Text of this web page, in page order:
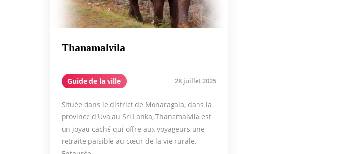
Thanamalvila
Guide de la ville 28 juillet 2025
Située dans le district de Monaragala, dans la
province d'Uva au Sri Lanka, Thanamalvila est
un joyau caché qui offre aux voyageurs une
retraite paisible au cœur de la vie rurale.